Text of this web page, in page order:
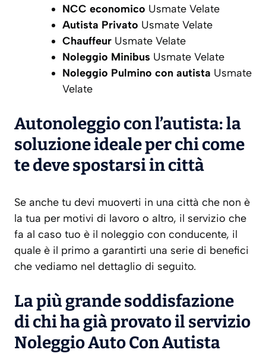
NCC economico Usmate Velate
Autista Privato Usmate Velate
Chauffeur Usmate Velate
Noleggio Minibus Usmate Velate
Noleggio Pulmino con autista Usmate
Velate
Autonoleggio con l’autista: la
soluzione ideale per chi come
te deve spostarsi in città
Se anche tu devi muoverti in una città che non è
la tua per motivi di lavoro o altro, il servizio che
fa al caso tuo è il noleggio con conducente, il
quale è il primo a garantirti una serie di benefici
che vediamo nel dettaglio di seguito.
La più grande soddisfazione
di chi ha già provato il servizio
Noleggio Auto Con Autista